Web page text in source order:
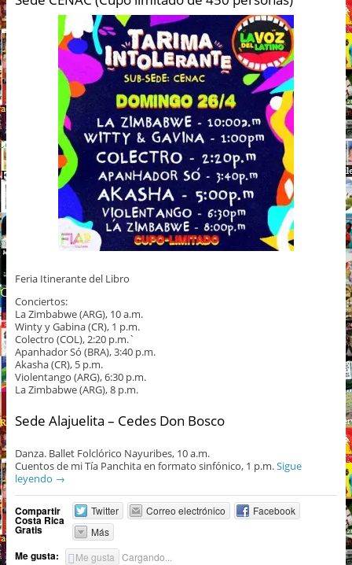
Feria Itinerante del Libro
Conciertos:
La Zimbabwe (ARG), 10 a.m.
Winty y Gabina (CR), 1 p.m.
Colectro (COL), 2:20 p.m.`
Apanhador Só (BRA), 3:40 p.m.
Akasha (CR), 5 p.m.
Violentango (ARG), 6:30 p.m.
La Zimbabwe (ARG), 8 p.m.
Sede Alajuelita – Cedes Don Bosco
Danza. Ballet Folclórico Nayuribes, 10 a.m.
Cuentos de mi Tía Panchita en formato sinfónico, 1 p.m.Sigue
leyendo →
Compartir
Costa Rica
Gratis
Twitter Correo electrónico
Facebook
Más
Me gusta: Me gusta Cargando...